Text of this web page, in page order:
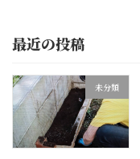
最近の投稿
未分類